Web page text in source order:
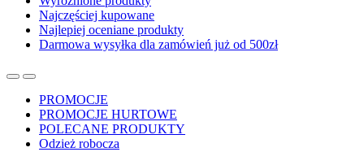
Najczęściej kupowane
Najlepiej oceniane produkty
Darmowa wysyłka dla zamówień już od 500zł
PROMOCJE
PROMOCJE HURTOWE
POLECANE PRODUKTY
Odzież robocza